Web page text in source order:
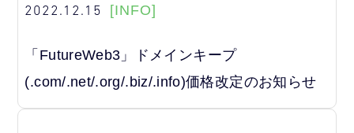
2022.12.15 [INFO]
「FutureWeb3」ドメインキープ
(.com/.net/.org/.biz/.info)価格改定のお知らせ